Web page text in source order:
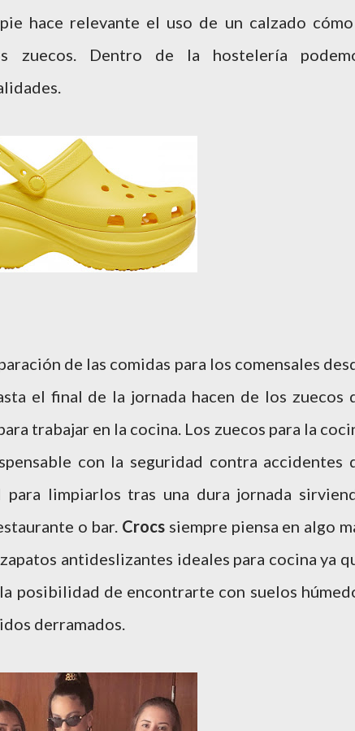
hace relevante el uso de un calzado
zuecos. Dentro de la hostelería
de las comidas para los comensales
el final de la jornada hacen de los zuecos
trabajar en la cocina. Los zuecos para la
con la seguridad contra accidentes
limpiarlos tras una dura jornada
o bar. Crocs siempre piensa en algo
antideslizantes ideales para cocina ya
posibilidad de encontrarte con suelos
derramados.